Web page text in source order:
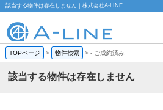
該当する物件は存在しません｜株式会社A-LINE
TOPページ > 物件検索 >- ご成約済み
該当する物件は存在しません